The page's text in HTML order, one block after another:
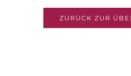
ZURÜCK ZUR